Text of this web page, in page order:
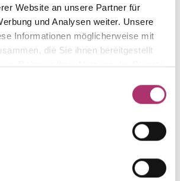
Website an unsere Partner für
und Analysen weiter. Unsere
Informationen möglicherweise mit
die Sie ihnen bereitgestellt
im Rahmen Ihrer Nutzung der Dienste
Gem Type
Perle
Size